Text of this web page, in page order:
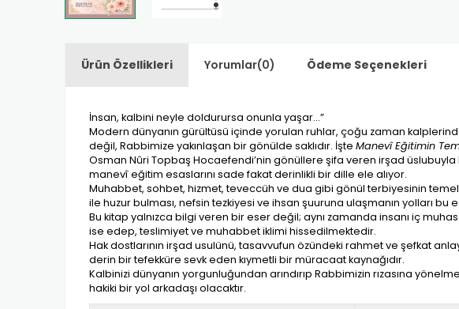
Ürün Özellikleri Yorumlar(0) Ödeme Seçenekleri
İnsan, kalbini neyle doldurursa onunla yaşar…”
Modern dünyanın gürültüsü içinde yorulan ruhlar, çoğu zaman
değil, Rabbimize yakınlaşan bir gönülde saklıdır. İşte Manevî Eğitimin
Osman Nûri Topbaş Hocaefendi’nin gönüllere şifa veren irşad
manevî eğitim esaslarını sade fakat derinlikli bir dille ele alıyor.
Muhabbet, sohbet, hizmet, teveccüh ve dua gibi gönül terbiyesinin temel
ile huzur bulması, nefsin tezkiyesi ve ihsan şuuruna ulaşmanın yolları bu
Bu kitap yalnızca bilgi veren bir eser değil; aynı zamanda insanı iç
ise edep, teslimiyet ve muhabbet iklimi hissedilmektedir.
Hak dostlarının irşad usulünü, tasavvufun özündeki rahmet ve şefkat
derin bir tefekküre sevk eden kıymetli bir müracaat kaynağıdır.
Kalbinizi dünyanın yorgunluğundan arındırıp Rabbimizin rızasına
hakiki bir yol arkadaşı olacaktır.